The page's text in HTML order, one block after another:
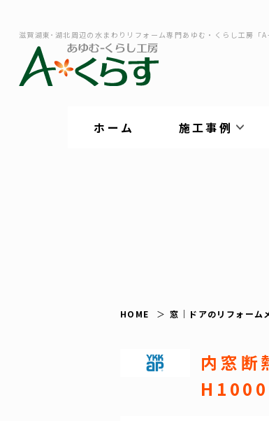
滋賀湖東･湖北周辺の水まわりリフォーム専門あゆむ・くらし工房
ホーム 施工事例
HOME 窓｜ドアのリフォーム
内窓